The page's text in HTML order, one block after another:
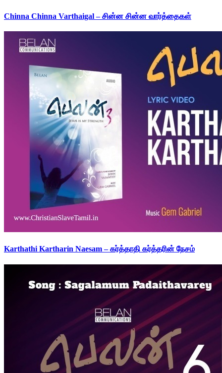
Chinna Chinna Varthaigal – சின்ன சின்ன வார்த்தைகள்
Karthathi Kartharin Naesam – கர்த்தாதி கர்த்தரின் நேசம்